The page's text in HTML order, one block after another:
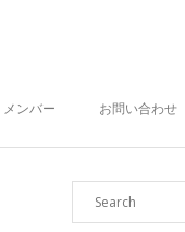
メンバー お問い合わせ